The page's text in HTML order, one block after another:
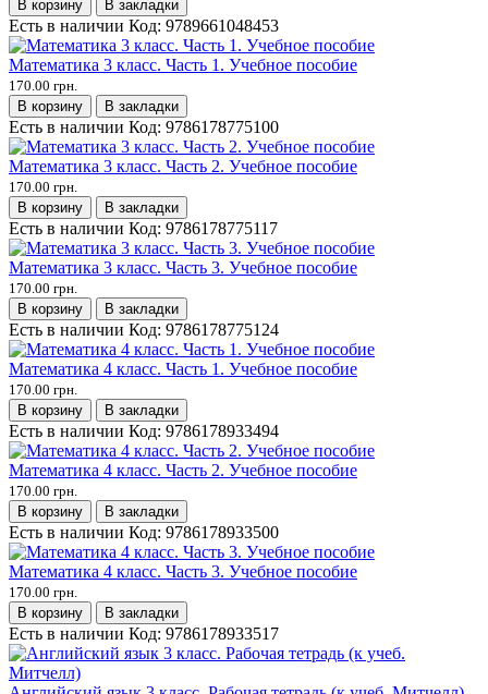
В корзину
В закладки
Есть в наличии Код: 9789661048453
Математика 3 класс. Часть 1. Учебное пособие
170.00 грн.
В корзину
В закладки
Есть в наличии Код: 9786178775100
Математика 3 класс. Часть 2. Учебное пособие
170.00 грн.
В корзину
В закладки
Есть в наличии Код: 9786178775117
Математика 3 класс. Часть 3. Учебное пособие
170.00 грн.
В корзину
В закладки
Есть в наличии Код: 9786178775124
Математика 4 класс. Часть 1. Учебное пособие
170.00 грн.
В корзину
В закладки
Есть в наличии Код: 9786178933494
Математика 4 класс. Часть 2. Учебное пособие
170.00 грн.
В корзину
В закладки
Есть в наличии Код: 9786178933500
Математика 4 класс. Часть 3. Учебное пособие
170.00 грн.
В корзину
В закладки
Есть в наличии Код: 9786178933517